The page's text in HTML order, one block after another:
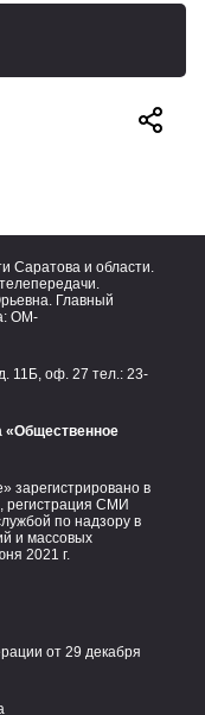
Саратова и области.
Главный
OM-
11Б, оф. 27 тел.: 23-
«Общественное
зарегистрировано в
регистрация СМИ
по надзору в
и массовых
2021 г.
от 29 декабря